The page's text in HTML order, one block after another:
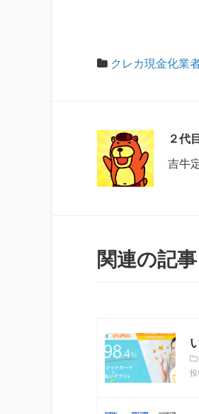
クレカ現金化業
２代
吉牛
関連の記事
投